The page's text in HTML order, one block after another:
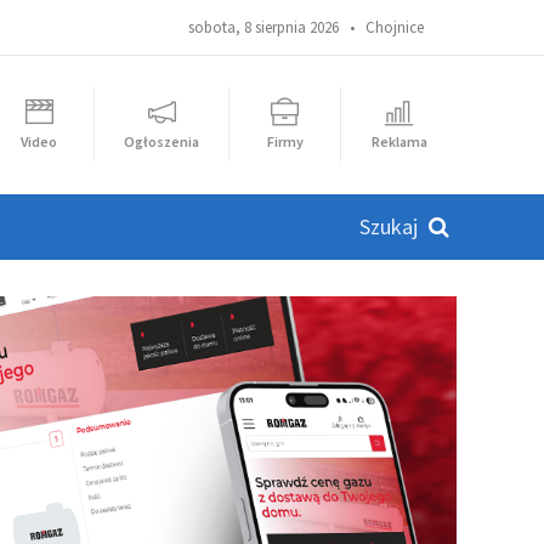
sobota, 8 sierpnia 2026 • Chojnice
Video Ogłoszenia Firmy Reklama